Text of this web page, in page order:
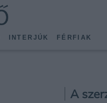
INTERJÚK FÉRFIAK
A